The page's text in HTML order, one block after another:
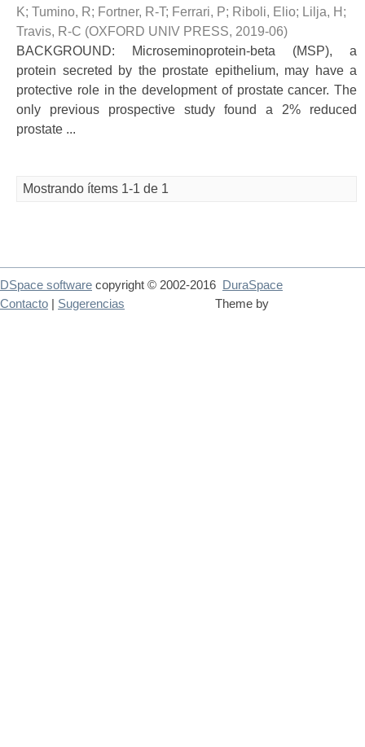
K; Tumino, R; Fortner, R-T; Ferrari, P; Riboli, Elio; Lilja, H ;
Travis, R-C (OXFORD UNIV PRESS, 2019-06)
BACKGROUND: Microseminoprotein-beta (MSP), a
protein secreted by the prostate epithelium, may have a
protective role in the development of prostate cancer. The
only previous prospective study found a 2% reduced
prostate ...
Mostrando ítems 1-1 de 1
DSpace software copyright © 2002-2016
DuraSpace
Theme by
Contacto Sugerencias